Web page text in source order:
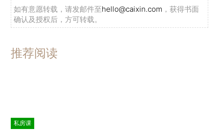
如有意愿转载，请发邮件至hello@caixin.com ，获得书面
确认及授权后，方可转载。
推荐阅读
私房课